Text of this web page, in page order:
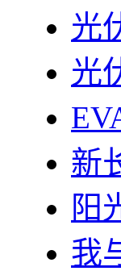
光
光
新
阳
我